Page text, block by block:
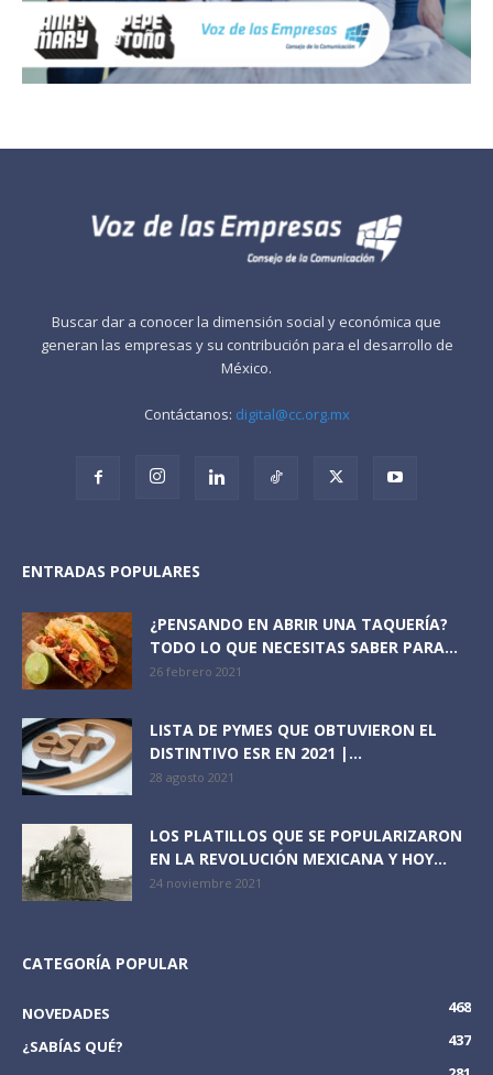
Buscar dar a conocer la dimensión social y económica que
generan las empresas y su contribución para el desarrollo de
México.
Contáctanos: digital@cc.org.mx
ENTRADAS POPULARES
¿PENSANDO EN ABRIR UNA TAQUERÍA?
TODO LO QUE NECESITAS SABER PARA...
26 febrero 2021
LISTA DE PYMES QUE OBTUVIERON EL
DISTINTIVO ESR EN 2021 |...
28 agosto 2021
LOS PLATILLOS QUE SE POPULARIZARON
EN LA REVOLUCIÓN MEXICANA Y HOY...
24 noviembre 2021
CATEGORÍA POPULAR
NOVEDADES
468
¿SABÍAS QUÉ?
437